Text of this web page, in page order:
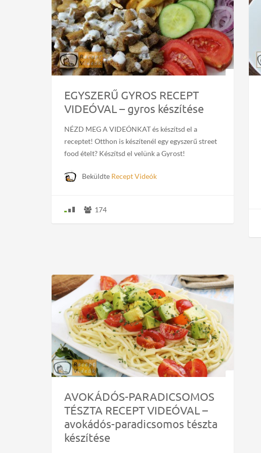
EGYSZERŰ GYROS RECEPT
VIDEÓVAL – gyros készítése
NÉZD MEG A VIDEÓNKAT és készítsd el a
receptet! Otthon is készítenél egy egyszerű street
food ételt? Készítsd el velünk a Gyrost!
Beküldte Recept Videók
174
AVOKÁDÓS-PARADICSOMOS
TÉSZTA RECEPT VIDEÓVAL –
avokádós-paradicsomos tészta
készítése